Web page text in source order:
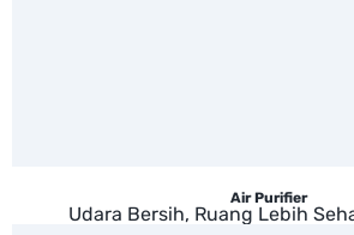
Air Purifier
Udara Bersih, Ruang Lebih